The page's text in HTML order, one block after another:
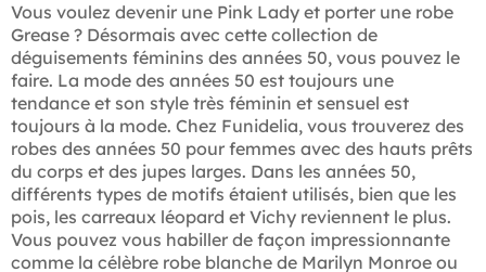
Vous voulez devenir une Pink Lady et porter une robe
Grease ? Désormais avec cette collection de
déguisements féminins des années 50, vous pouvez le
faire. La mode des années 50 est toujours une
tendance et son style très féminin et sensuel est
toujours à la mode. Chez Funidelia, vous trouverez des
robes des années 50 pour femmes avec des hauts prêts
du corps et des jupes larges. Dans les années 50,
différents types de motifs étaient utilisés, bien que les
pois, les carreaux léopard et Vichy reviennent le plus.
Vous pouvez vous habiller de façon impressionnante
comme la célèbre robe blanche de Marilyn Monroe ou